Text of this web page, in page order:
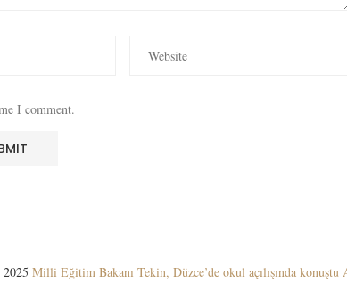
I comment.
Milli Eğitim Bakanı Tekin, Düzce’de okul açılışında konuştu